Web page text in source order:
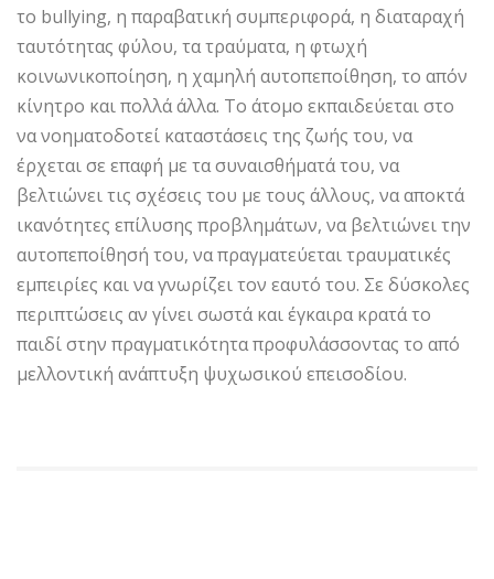
το bullying, η παραβατική συμπεριφορά, η διαταραχή
ταυτότητας φύλου, τα τραύματα, η φτωχή
κοινωνικοποίηση, η χαμηλή αυτοπεποίθηση, το απόν
κίνητρο και πολλά άλλα. Το άτομο εκπαιδεύεται στο
να νοηματοδοτεί καταστάσεις της ζωής του, να
έρχεται σε επαφή με τα συναισθήματά του, να
βελτιώνει τις σχέσεις του με τους άλλους, να αποκτά
ικανότητες επίλυσης προβλημάτων, να βελτιώνει την
αυτοπεποίθησή του, να πραγματεύεται τραυματικές
εμπειρίες και να γνωρίζει τον εαυτό του. Σε δύσκολες
περιπτώσεις αν γίνει σωστά και έγκαιρα κρατά το
παιδί στην πραγματικότητα προφυλάσσοντας το από
μελλοντική ανάπτυξη ψυχωσικού επεισοδίου.